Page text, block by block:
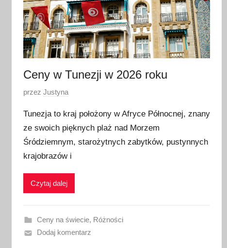
0
2
6
Ceny w Tunezji w 2026 roku
O
u
b
l
i
w
n
o
przez Justyna
Tunezja to kraj położony w Afryce Północnej, znany
ze swoich pięknych plaż nad Morzem
Śródziemnym, starożytnych zabytków, pustynnych
krajobrazów i
Czytaj dalej
Ceny na świecie, Różności
Dodaj komentarz